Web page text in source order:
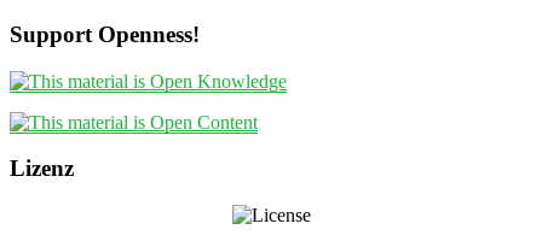
Support Openness!
Lizenz